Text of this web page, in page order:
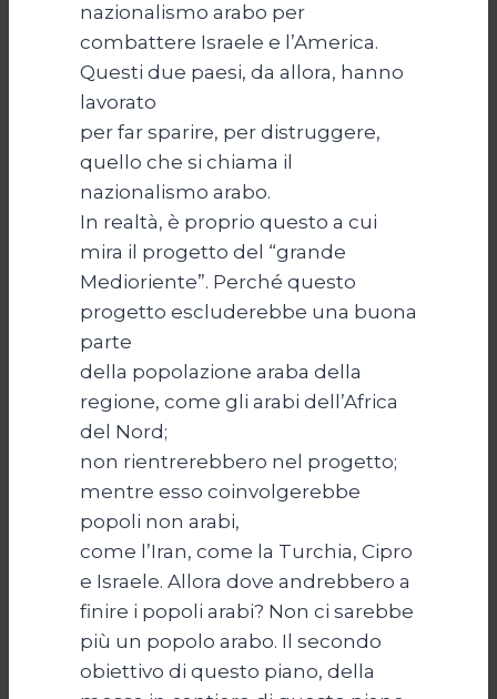
nazionalismo arabo per
combattere Israele e l’America.
Questi due paesi, da allora, hanno
lavorato
per far sparire, per distruggere,
quello che si chiama il
nazionalismo arabo.
In realtà, è proprio questo a cui
mira il progetto del “grande
Medioriente”. Perché questo
progetto escluderebbe una buona
parte
della popolazione araba della
regione, come gli arabi dell’Africa
del Nord;
non rientrerebbero nel progetto;
mentre esso coinvolgerebbe
popoli non arabi,
come l’Iran, come la Turchia, Cipro
e Israele. Allora dove andrebbero a
finire i popoli arabi? Non ci sarebbe
più un popolo arabo. Il secondo
obiettivo di questo piano, della